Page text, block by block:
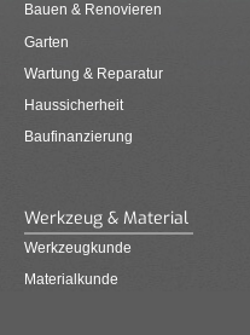
Bauen & Renovieren
Garten
Wartung & Reparatur
Haussicherheit
Baufinanzierung
Werkzeug & Material
Werkzeugkunde
Materialkunde